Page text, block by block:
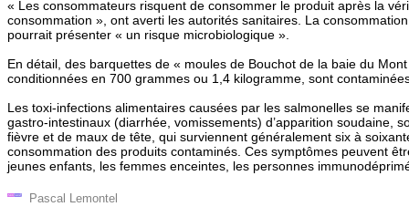
« Les consommateurs risquent de consommer le produit après la
consommation », ont averti les autorités sanitaires. La
pourrait présenter « un risque microbiologique ».
En détail, des barquettes de « moules de Bouchot de la baie du
conditionnées en 700 grammes ou 1,4 kilogramme, sont
Les toxi-infections alimentaires causées par les salmonelles se
gastro-intestinaux (diarrhée, vomissements) d’apparition soudaine,
fièvre et de maux de tête, qui surviennent généralement six à
consommation des produits contaminés. Ces symptômes peuvent
jeunes enfants, les femmes enceintes, les personnes
Pascal Lemontel